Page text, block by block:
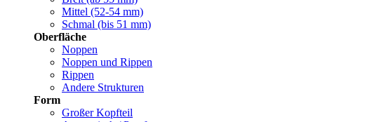
Mittel (52-54 mm)
Schmal (bis 51 mm)
Oberfläche
Noppen
Noppen und Rippen
Rippen
Andere Strukturen
Form
Großer Kopfteil